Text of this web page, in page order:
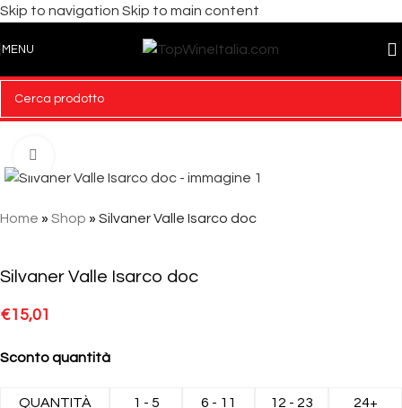
Skip to navigation Skip to main content
MENU
Home » Shop » Silvaner Valle Isarco doc
Silvaner Valle Isarco doc
€15,01
Sconto quantità
QUANTITÀ 1 - 5 6 - 11 12 - 23 24+